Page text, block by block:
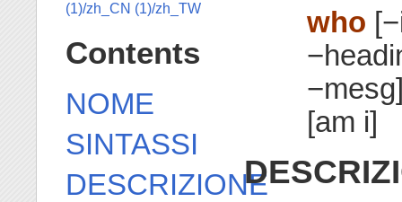
who
[am i]
(1)/zh_CN (1)/zh_TW
Contents
NOME
SINTASSI
DESCRIZIONE